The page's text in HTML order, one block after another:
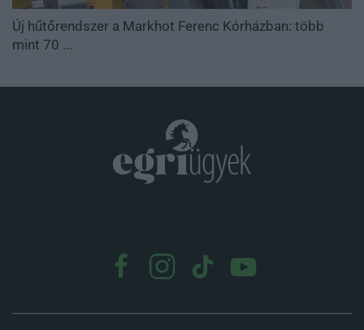
Új hűtőrendszer a Markhot Ferenc Kórházban: több
mint 70 ...